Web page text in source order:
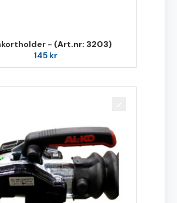
- (Art.nr: 3203)
145 kr